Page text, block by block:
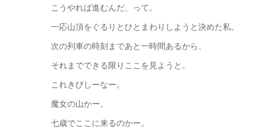
こうやれば進むんだ、って。
一応山頂をぐるりとひとまわりしようと決めた私。
次の列車の時刻まであと一時間あるから、
それまでできる限りここを見ようと。
これきびしーなー。
魔女の山かー。
七歳でここに来るのかー。